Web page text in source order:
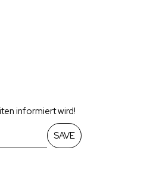
informiert wird!
SAVE